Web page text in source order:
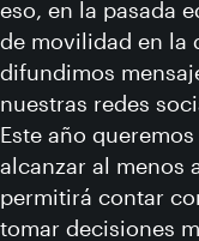
eso, en la pasada
de movilidad en la
difundimos
nuestras redes
Este año
alcanzar al menos
permitirá contar
tomar decisiones